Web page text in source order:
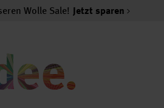
Wolle Sale! Jetzt sparen